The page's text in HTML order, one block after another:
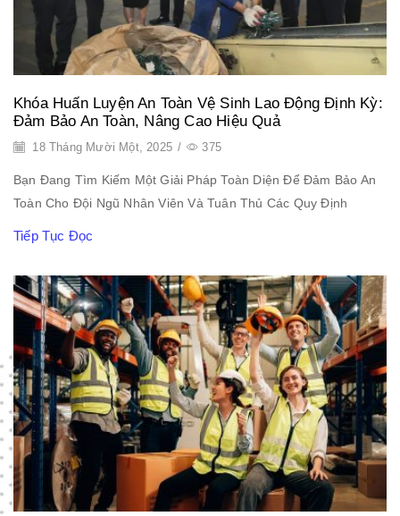
Khóa Huấn Luyện An Toàn Vệ Sinh Lao Động Định Kỳ:
Đảm Bảo An Toàn, Nâng Cao Hiệu Quả
18 Tháng Mười Một, 2025 / 375
Bạn Đang Tìm Kiếm Một Giải Pháp Toàn Diện Để Đảm Bảo An
Toàn Cho Đội Ngũ Nhân Viên Và Tuân Thủ Các Quy Định
Tiếp Tục Đọc